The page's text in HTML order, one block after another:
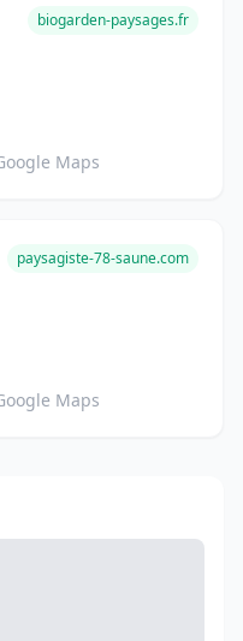
biogarden-paysages.fr
Maps
paysagiste-78-saune.com
Maps